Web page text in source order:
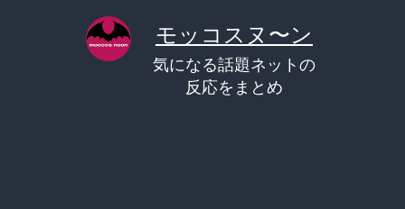
モッコスヌ〜ン
気になる話題ネットの
反応をまとめ